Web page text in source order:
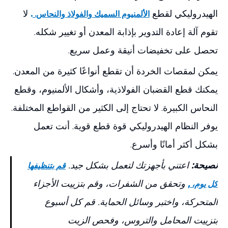
الهيدروليكي لقطع الألمنيوم السميك والفولاذ والنحاس. . لا
تقوم آلة إعادة التدوير بإذابة المعدن أو تغيير شكله.
تحصل على تخفيضات أنيقة وعمل سريع.
يمكن لمقصات الخردة أن تقطع أنواعًا كثيرة من المعدن.
يمكنك قطع القضبان الفولاذية، وأشكال الألمنيوم، وقطع
النحاس الكبيرة. لا تحتاج إلى الكثير من القواطع المختلفة.
يوفر النظام الهيدروليكي قوة قطع قوية. أنت تعمل
بشكل أكثر أمانًا وأسرع.
نصيحة:اعتني بأجهزتك لتعمل بشكل جيد.قم بتنظيفها
كل يوم،, وتحقق من الشفرات، وقم بتزييت الأجزاء
المتحركة، واختبر وسائل الحماية. قم كل أسبوع
بتزييت المحامل والتروس، وفحص الزيت